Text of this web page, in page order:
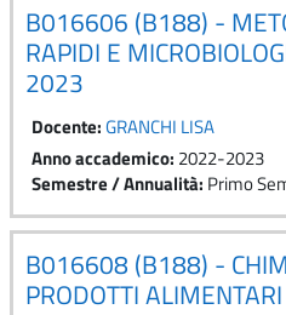
B016606 (B188) -
RAPIDI E
2023
Docente:GRANCHI LISA
Anno accademico: 2022-2023
Semestre / Annualità: Primo
B016608 (B188) -
PRODOTTI